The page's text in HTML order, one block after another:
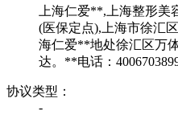
上海仁爱**,上海整形
(医保定点),上海市徐汇
海仁爱**地处徐汇区万
达。**电话：4006703899
协议类型：
-